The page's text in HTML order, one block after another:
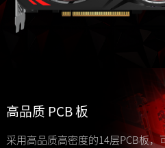
高品质 PCB 板
采用高品质高密度的14层PCB板